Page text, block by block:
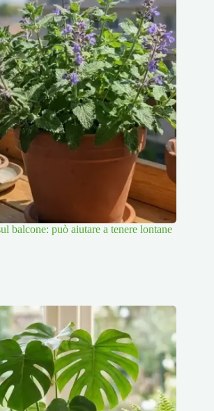
balcone: può aiutare a tenere lontane